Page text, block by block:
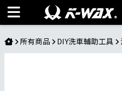
TC工具椅 | K-WAX台灣汽車美容材
所有商品 DIY洗車輔助工具